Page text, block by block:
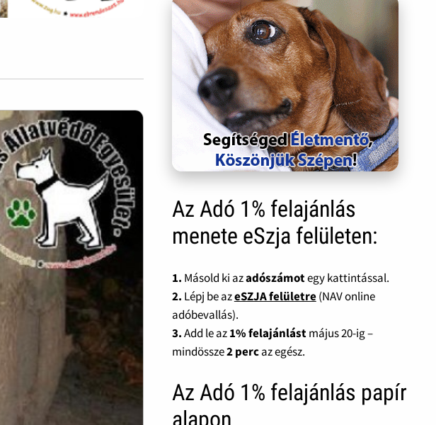
Az Adó 1% felajánlás
menete eSzja felületen:
1. Másold ki azadószámotegy kattintással.
2. Lépj be azeSZJA felületre(NAV online
adóbevallás).
3.Add le az1% felajánlástmájus 20-ig –
mindössze2 percaz egész.
Az Adó 1% felajánlás papír
alapon